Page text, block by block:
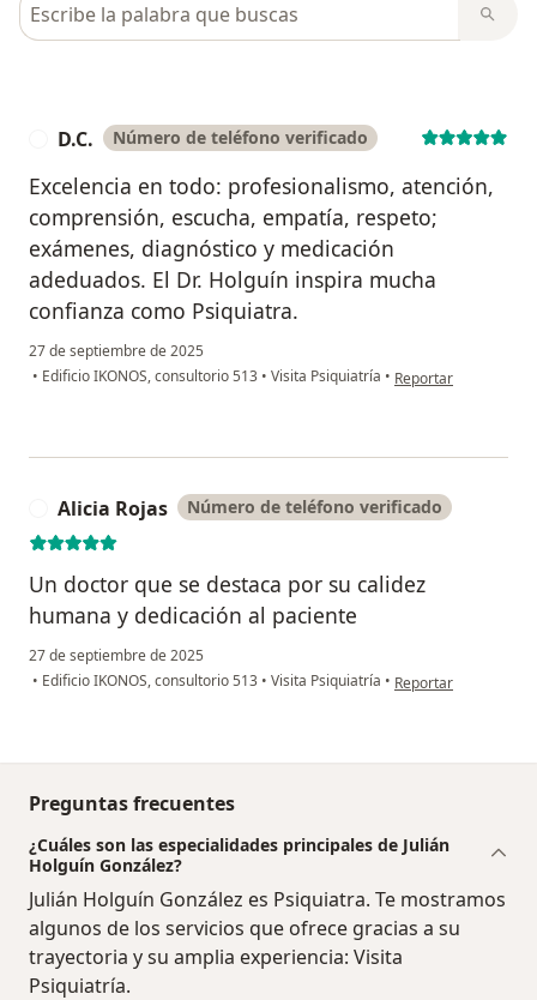
D.C. Número de teléfono verificado
Excelencia en todo: profesionalismo, atención,
comprensión, escucha, empatía, respeto;
exámenes, diagnóstico y medicación
adeduados. El Dr. Holguín inspira mucha
confianza como Psiquiatra.
27 de septiembre de 2025
• Edificio IKONOS, consultorio 513 • Visita Psiquiatría • en opinión del
Reportar
Alicia Rojas Número de teléfono verificado
Un doctor que se destaca por su calidez
humana y dedicación al paciente
27 de septiembre de 2025
• Edificio IKONOS, consultorio 513 • Visita Psiquiatría • en opinión del
Reportar
Preguntas frecuentes
¿Cuáles son las especialidades principales de Julián
Holguín González?
Julián Holguín González es Psiquiatra. Te mostramos
algunos de los servicios que ofrece gracias a su
trayectoria y su amplia experiencia: Visita
Psiquiatría.